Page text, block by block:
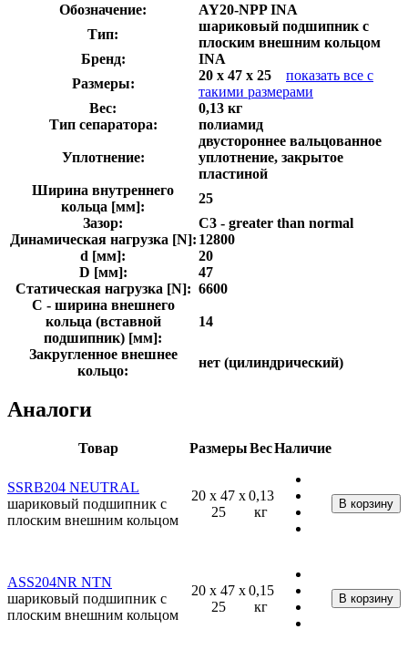
Обозначение:
AY20-NPP INA
Тип:
шариковый подшипник с
плоским внешним кольцом
Бренд:
INA
Размеры:
20 x 47 x 25
показать все с
такими размерами
Вес:
0,13 кг
Тип сепаратора:
полиамид
Уплотнение:
двустороннее вальцованное
уплотнение, закрытое
пластиной
Ширина внутреннего
кольца [мм]:
25
Зазор:
C3 - greater than normal
Динамическая нагрузка [N]: 12800
d [мм]:
20
D [мм]:
47
Статическая нагрузка [N]: 6600
C - ширина внешнего
кольца (вставной
подшипник) [мм]:
14
Закругленное внешнее
кольцо:
нет (цилиндрический)
Аналоги
Товар РазмерыВесНаличие
SSRB204 NEUTRAL
шариковый подшипник с
плоским внешним кольцом
20 x 47 x
25
0,13
кг
ASS204NR NTN
шариковый подшипник с
плоским внешним кольцом
20 x 47 x
25
0,15
кг